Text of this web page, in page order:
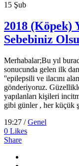
15 Şub
2018 (Köpek)
Sebebiniz
Merhabalar;Bu yıl
sonucunda gelen ilk
''epilepsili ve ilacını
gönderiyoruz.
yapılanları kişileri
gibi günler , her küçük
19:27 /Genel
0 Likes
Share